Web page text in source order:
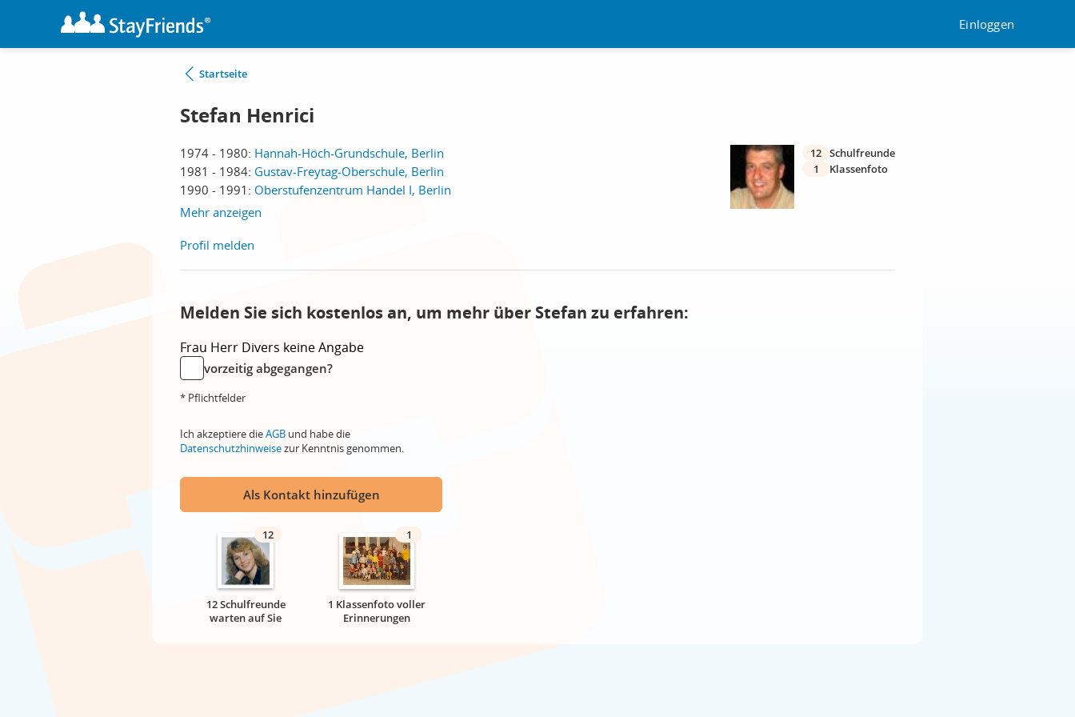
Einloggen
Startseite
Stefan Henrici
1974 - 1980: Hannah-Höch-Grundschule, Berlin
1981 - 1984: Gustav-Freytag-Oberschule, Berlin
1990 - 1991: Oberstufenzentrum Handel I, Berlin
Mehr anzeigen
12 Schulfreunde
1
Klassenfoto
Profil melden
Melden Sie sich kostenlos an, um mehr über Stefan zu erfahren:
Frau Herr Divers keine Angabe
vorzeitig abgegangen?
* Pflichtfelder
Ich akzeptiere dieAGB und habe die
Datenschutzhinweisezur Kenntnis genommen.
Als Kontakt hinzufügen
12
12 Schulfreunde
warten auf Sie
1
1 Klassenfoto voller
Erinnerungen